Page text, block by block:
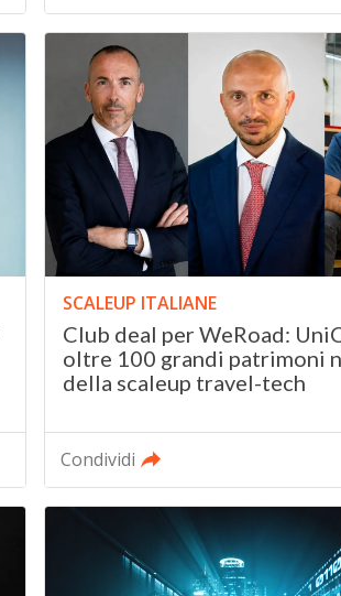
SCALEUP ITALIANE
Club deal per WeRoad:
oltre 100 grandi patrimoni
della scaleup travel-tech
Condividi